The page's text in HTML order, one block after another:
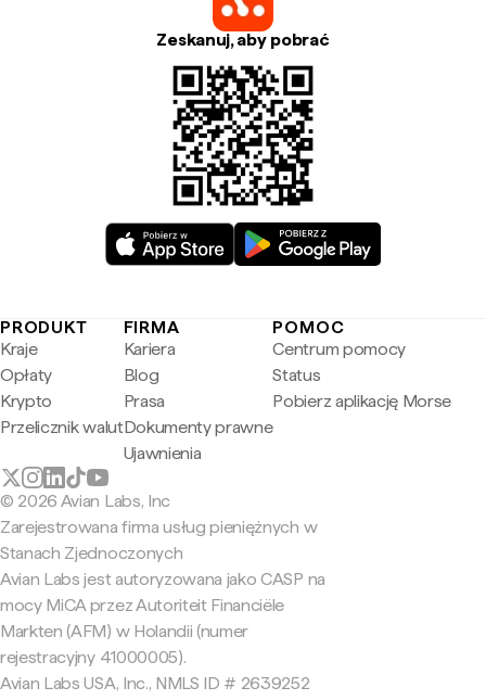
Zeskanuj, aby pobrać
PRODUKT
Kraje
Opłaty
Krypto
Przelicznik walut
FIRMA
Kariera
Blog
Prasa
Dokumenty prawne
Ujawnienia
POMOC
Centrum pomocy
Status
Pobierz aplikację Morse
© 2026 Avian Labs, Inc
Zarejestrowana firma usług pieniężnych w
Stanach Zjednoczonych
Avian Labs jest autoryzowana jako CASP na
mocy MiCA przez Autoriteit Financiële
Markten (AFM) w Holandii (numer
rejestracyjny 41000005).
Avian Labs USA, Inc., NMLS ID # 2639252